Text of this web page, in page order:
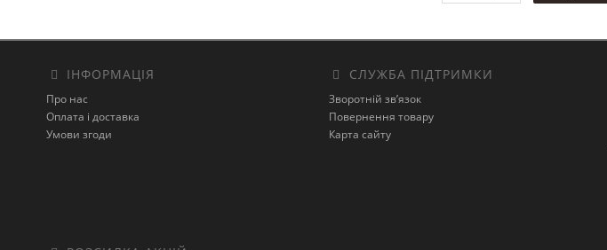
ІНФОРМАЦІЯ
Про нас
Оплата і доставка
Умови згоди
СЛУЖБА ПІДТРИМКИ
Зворотній зв’язок
Повернення товару
Карта сайту